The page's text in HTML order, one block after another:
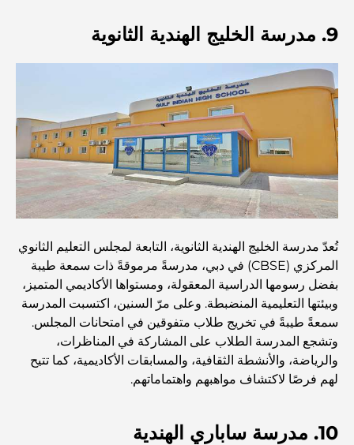
الانتقال إلى دبي من أستراليا: دليل شامل للانتقال
رحلة سفاري فاخرة ليلية في دبي: ملاذ فاخر
أغلى سيارات تسلا: الابتكار يلتقي بالأداء
مطاعم الوصل: أشهر أماكن تناول الطعام في دبي
أغنى عشر دول في العالم
أنشطة يمكنك القيام بها مع الأطفال في دبي: دليل عائلي شامل
أفضل المنتجعات الشاطئية في دبي لقضاء عطلة فاخرة
أماكن رومانسية في دبي للحظات لا تُنسى
9. مدرسة الخليج الهندية الثانوية
تُعدّ مدرسة الخليج الهندية الثانوية، التابعة لمجلس التعليم الثانوي
المركزي (CBSE) في دبي، مدرسةً مرموقةً ذات سمعة طيبة
بفضل رسومها الدراسية المعقولة، ومستواها الأكاديمي المتميز،
وبيئتها التعليمية المنضبطة. وعلى مرّ السنين، اكتسبت المدرسة
سمعةً طيبةً في تخريج طلاب متفوقين في امتحانات المجلس.
وتشجع المدرسة الطلاب على المشاركة في المناظرات،
والرياضة، والأنشطة الثقافية، والمسابقات الأكاديمية، كما تتيح
لهم فرصًا لاكتشاف مواهبهم واهتماماتهم.
10. مدرسة ساباري الهندية